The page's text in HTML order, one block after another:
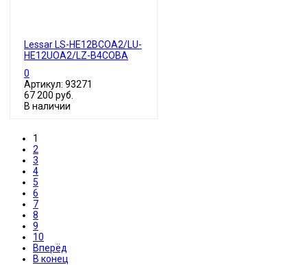
Lessar LS-HE12BCOA2/LU-
HE12UOA2/LZ-B4COBА
0
Артикул: 93271
67 200 руб.
В наличии
1
2
3
4
5
6
7
8
9
10
Вперёд
В конец